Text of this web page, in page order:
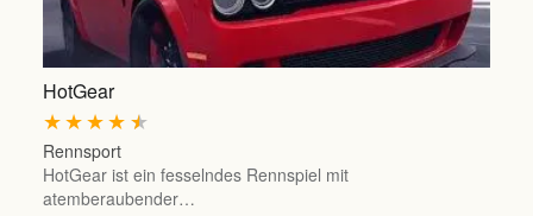
HotGear
★
★
★
★
★
Rennsport
HotGear ist ein fesselndes Rennspiel mit
atemberaubender…